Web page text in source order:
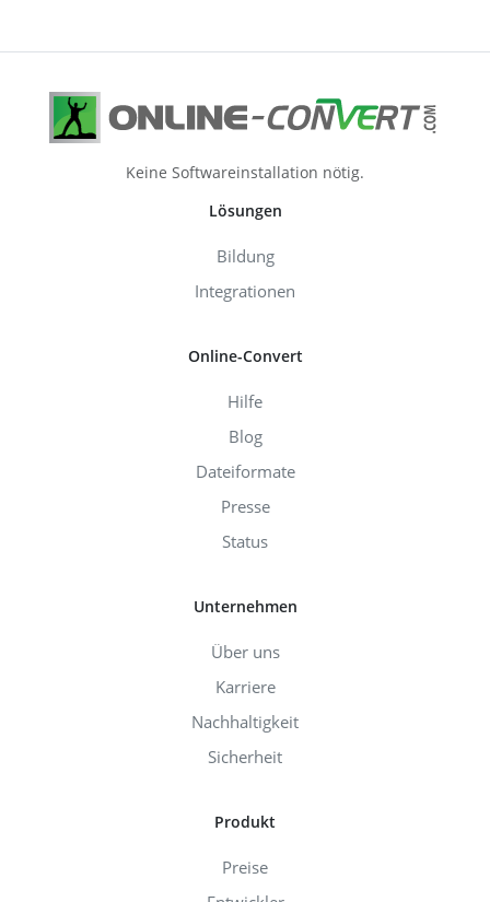
Keine Softwareinstallation nötig.
Lösungen
Bildung
Integrationen
Online-Convert
Hilfe
Blog
Dateiformate
Presse
Status
Unternehmen
Über uns
Karriere
Nachhaltigkeit
Sicherheit
Produkt
Preise